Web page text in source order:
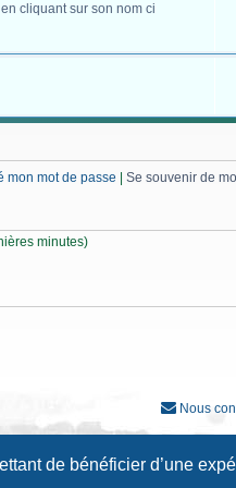
de bénéficier d’une
cliquant sur son nom ci
mon mot de passe Se souvenir de
minutes)
Nous
©Qiaeru